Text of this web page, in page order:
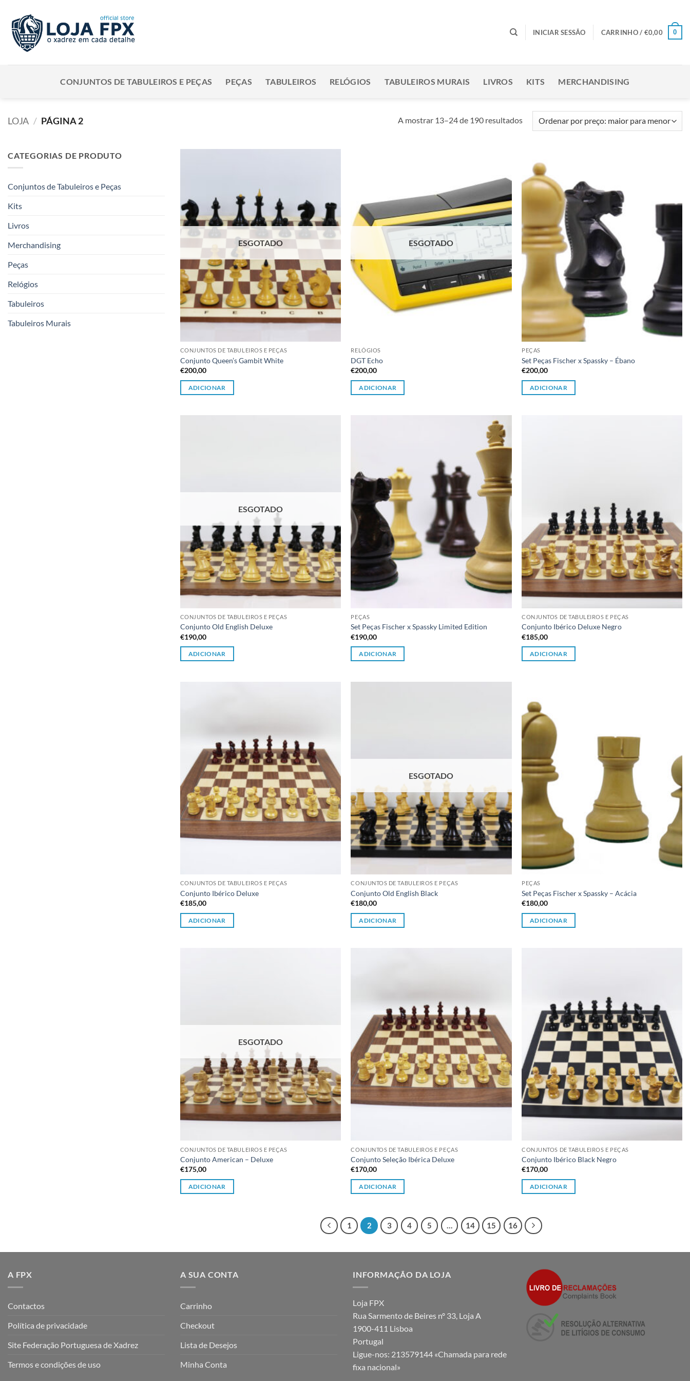
content
INICIAR SESSÃO CARRINHO / €0,00 0
CONJUNTOS DE TABULEIROS E PEÇAS PEÇAS TABULEIROS RELÓGIOS TABULEIROS MURAIS LIVROS KITS MERCHANDISING
LOJA / PÁGINA 2 A mostrar 13–24 de 190 resultadosOrdenado
por
para
menor
CATEGORIAS DE PRODUTO
Conjuntos de Tabuleiros e Peças
Kits
Livros
Merchandising
Peças
Relógios
Tabuleiros
Tabuleiros Murais
ESGOTADO
CONJUNTOS DE TABULEIROS E PEÇAS
Conjunto Queen’s Gambit White
€200,00
ADICIONAR
Adicionar
à lista de
ESGOTADO
RELÓGIOS
DGT Echo
€200,00
ADICIONAR
PEÇAS
Set Peças Fischer x Spassky – Ébano
€200,00
ADICIONAR
ESGOTADO
CONJUNTOS DE TABULEIROS E PEÇAS
Conjunto Old English Deluxe
€190,00
ADICIONAR
Adicionar
à lista de
PEÇAS
Set Peças Fischer x Spassky Limited Edition
€190,00
ADICIONAR
CONJUNTOS DE TABULEIROS E PEÇAS
Conjunto Ibérico Deluxe Negro
€185,00
ADICIONAR
CONJUNTOS DE TABULEIROS E PEÇAS
Conjunto Ibérico Deluxe
€185,00
ADICIONAR
ESGOTADO
CONJUNTOS DE TABULEIROS E PEÇAS
Conjunto Old English Black
€180,00
ADICIONAR
PEÇAS
Set Peças Fischer x Spassky – Acácia
€180,00
ADICIONAR
ESGOTADO
CONJUNTOS DE TABULEIROS E PEÇAS
Conjunto American – Deluxe
€175,00
ADICIONAR
CONJUNTOS DE TABULEIROS E PEÇAS
Conjunto Seleção Ibérica Deluxe
€170,00
ADICIONAR
CONJUNTOS DE TABULEIROS E PEÇAS
Conjunto Ibérico Black Negro
€170,00
ADICIONAR
1 2 3 4 5 … 14 15 16
A FPX
Contactos
Política de privacidade
Site Federação Portuguesa de Xadrez
Termos e condições de uso
A SUA CONTA
Carrinho
Checkout
Lista de Desejos
Minha Conta
INFORMAÇÃO DA LOJA
Loja FPX
Rua Sarmento de Beires nº 33, Loja A
1900-411 Lisboa
Portugal
Ligue-nos: 213579144 «Chamada para rede
fixa nacional»